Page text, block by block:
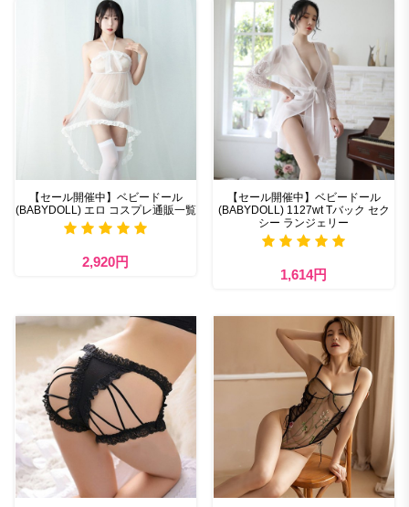
【セール開催中】ベビードール
(BABYDOLL) エロ コスプレ通販一覧
2,920円
【セール開催中】ベビードール
(BABYDOLL) 1127wt Tバック セク
シー ランジェリー
1,614円